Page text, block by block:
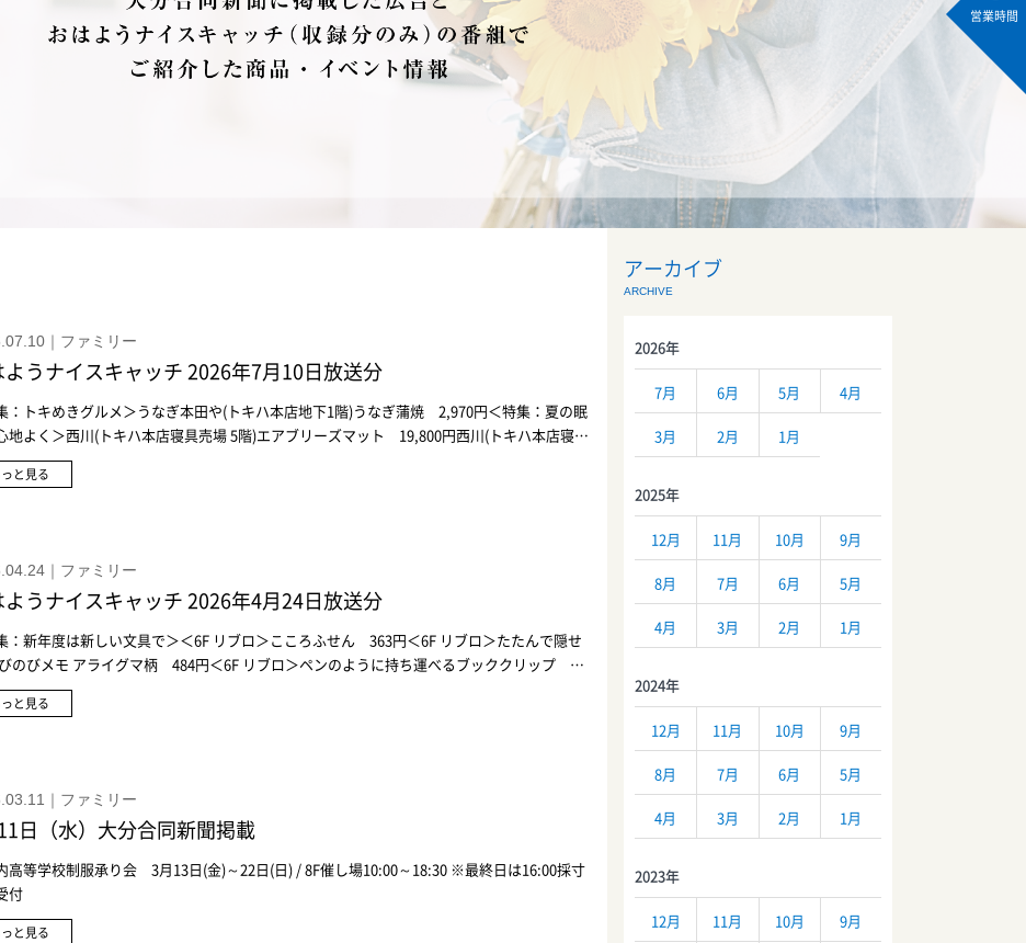
営業時間
｜ファミリー
ようナイスキャッチ 2026年7月10日放送分
：トキめきグルメ＞うなぎ本田や(トキハ本店地下1階)うなぎ蒲焼 2,970円＜特集：夏の眠
地よく＞西川(トキハ本店寝具売場 5階)エアブリーズマット 19,800円西川(トキハ本店寝具
階)爽ブリーズケット 14,300円西川(トキハ本店寝具売場 5階)リバーシブル仕様 敷きパッ
円赤ちゃんの城(トキハ本店 6階)スリーパー Nアウトラスト 8,800円赤ちゃんの城(ト
と見る
｜ファミリー
ようナイスキャッチ 2026年4月24日放送分
：新年度は新しい文具で＞＜6F リブロ＞こころふせん 363円＜6F リブロ＞たたんで隠せ
のびメモ アライグマ柄 484円＜6F リブロ＞ペンのように持ち運べるブッククリップ
＜6F リブロ＞夜とカフェオレと日記帳 880円＜6F リブロ＞読書記録しおり ワタシ文庫
＜6F リブロ＞デジトックス 1,980円＜6F リブロ＞今日のお手紙 363円＜特集：トキめき
ンドセル オーダーメイドランドセル 79,200円＜特集：今月オープンの注目ショップ＞
べるガチャガチャランド＞オケラオケラ もこもこフェイスポーチ 400円＜6F 選べるガ
トイプードルの証明写真 300円＜6F 選べるガチャガチャランド＞1/64 歩道＆ガードレ
号 400円＜6F 選べるガチャガチャランド＞ダッシュ無用！ピンポン 500円
と見る
｜ファミリー
日（水）大分合同新聞掲載
高等学校制服承り会 3月13日(金)～22日(日) / 8F催し場10:00～18:30 ※最終日は16:00採寸
付
と見る
アーカイブ
ARCHIVE
2026年
7月 6月 5月 4月
3月 2月 1月
2025年
12月 11月 10月 9月
8月 7月 6月 5月
4月 3月 2月 1月
2024年
12月 11月 10月 9月
8月 7月 6月 5月
4月 3月 2月 1月
2023年
12月 11月 10月 9月